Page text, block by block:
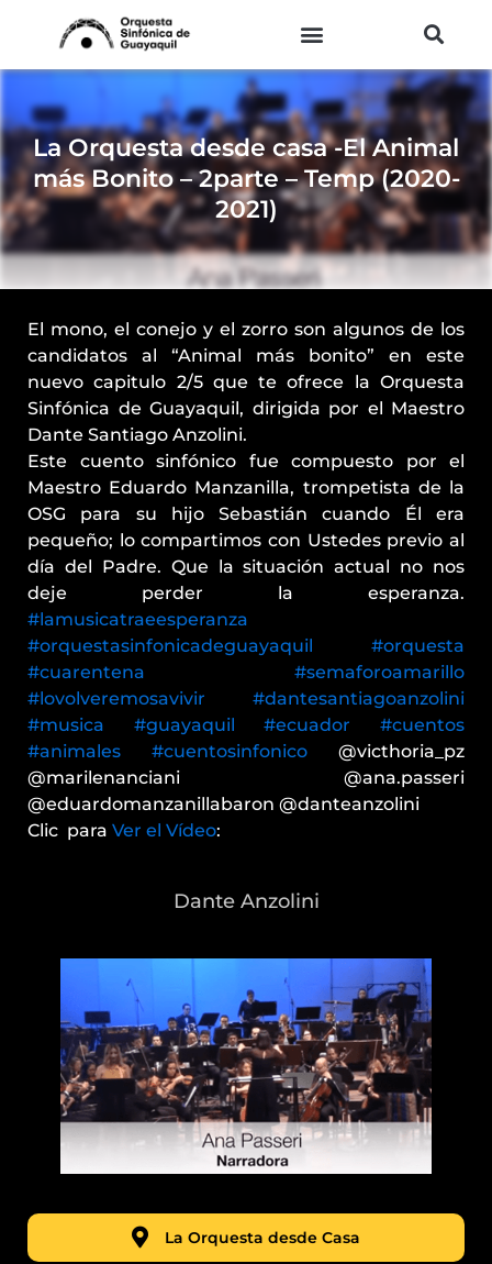
contenido
La Orquesta desde casa -El Animal
más Bonito – 2parte – Temp (2020-
2021)
El mono, el conejo y el zorro son algunos de los
candidatos al “Animal más bonito” en este
nuevo capitulo 2/5 que te ofrece la Orquesta
Sinfónica de Guayaquil, dirigida por el Maestro
Dante Santiago Anzolini.
Este cuento sinfónico fue compuesto por el
Maestro Eduardo Manzanilla, trompetista de la
OSG para su hijo Sebastián cuando Él era
pequeño; lo compartimos con Ustedes previo al
día del Padre. Que la situación actual no nos
deje perder la esperanza.
#lamusicatraeesperanza
#orquestasinfonicadeguayaquil
#orquesta
#cuarentena
#semaforoamarillo
#lovolveremosavivir
#dantesantiagoanzolini
#musica
#guayaquil #ecuador
#cuentos
#animales
#cuentosinfonico @victhoria_pz
@marilenanciani @ana.passeri
@eduardomanzanillabaron @danteanzolini
Clic para Ver el Vídeo:
Dante Anzolini
La Orquesta desde Casa